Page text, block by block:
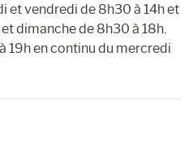
et vendredi de 8h30 à 14h et
dimanche de 8h30 à 18h.
19h en continu du mercredi